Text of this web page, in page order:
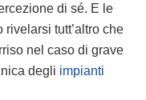
di sé. E le
tutt’altro che
nel caso di grave
degli impianti